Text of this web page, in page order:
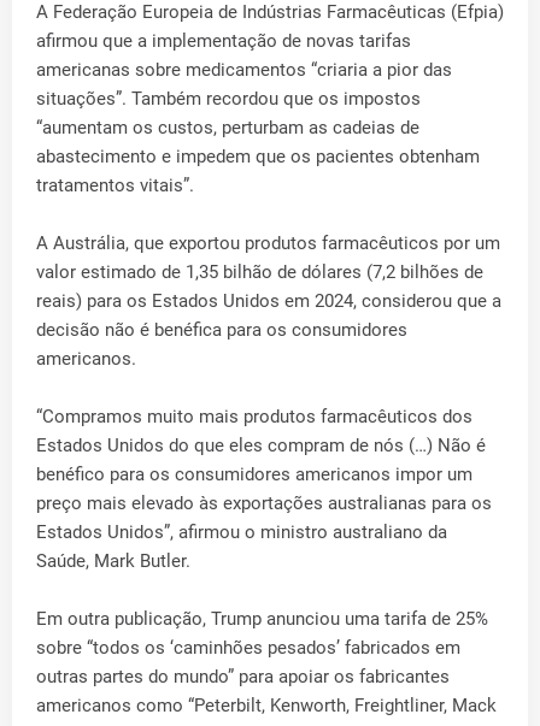
A Federação Europeia de Indústrias Farmacêuticas (Efpia)
afirmou que a implementação de novas tarifas
americanas sobre medicamentos “criaria a pior das
situações”. Também recordou que os impostos
“aumentam os custos, perturbam as cadeias de
abastecimento e impedem que os pacientes obtenham
tratamentos vitais”.
A Austrália, que exportou produtos farmacêuticos por um
valor estimado de 1,35 bilhão de dólares (7,2 bilhões de
reais) para os Estados Unidos em 2024, considerou que a
decisão não é benéfica para os consumidores
americanos.
“Compramos muito mais produtos farmacêuticos dos
Estados Unidos do que eles compram de nós (…) Não é
benéfico para os consumidores americanos impor um
preço mais elevado às exportações australianas para os
Estados Unidos”, afirmou o ministro australiano da
Saúde, Mark Butler.
Em outra publicação, Trump anunciou uma tarifa de 25%
sobre “todos os ‘caminhões pesados’ fabricados em
outras partes do mundo” para apoiar os fabricantes
americanos como “Peterbilt, Kenworth, Freightliner, Mack